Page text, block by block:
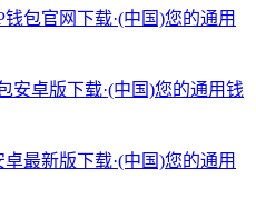
包官网下载·(中国)您的通用
安卓版下载·(中国)您的通用钱
卓最新版下载·(中国)您的通用